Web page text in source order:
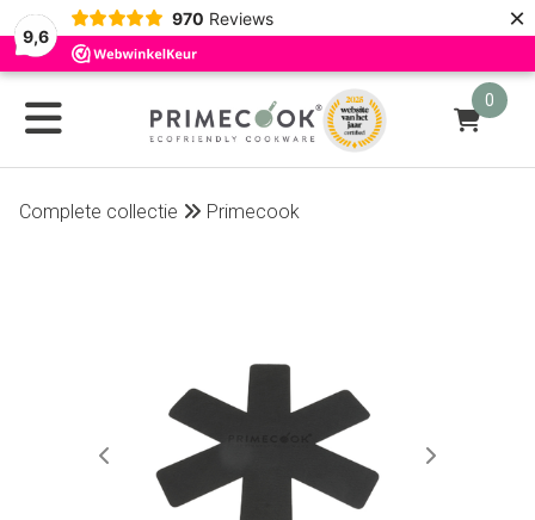
9,6
970 Reviews ×
0
Complete collectie Primecook